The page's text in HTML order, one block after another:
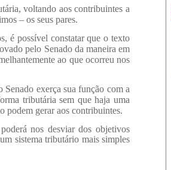
voltando aos contribuintes a
– os seus pares.
é possível constatar que o texto
pelo Senado da maneira em
ao que ocorreu nos
exerça sua função com a
tributária sem que haja uma
podem gerar aos contribuintes.
nos desviar dos objetivos
sistema tributário mais simples